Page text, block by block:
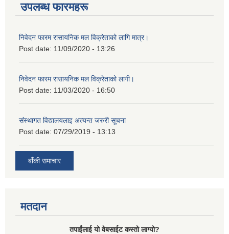
उपलब्ध फारमहरू
निवेदन फारम रासायनिक मल विक्रेताको लागि मात्र।
Post date: 11/09/2020 - 13:26
निवेदन फारम रासायनिक मल विक्रेताको लागी।
Post date: 11/03/2020 - 16:50
संस्थागत विद्यालयलाइ अत्यन्त जरुरी सूचना
Post date: 07/29/2019 - 13:13
बाँकी समाचार
मतदान
तपाईंलाई यो वेबसाईट कस्तो लाग्यो?